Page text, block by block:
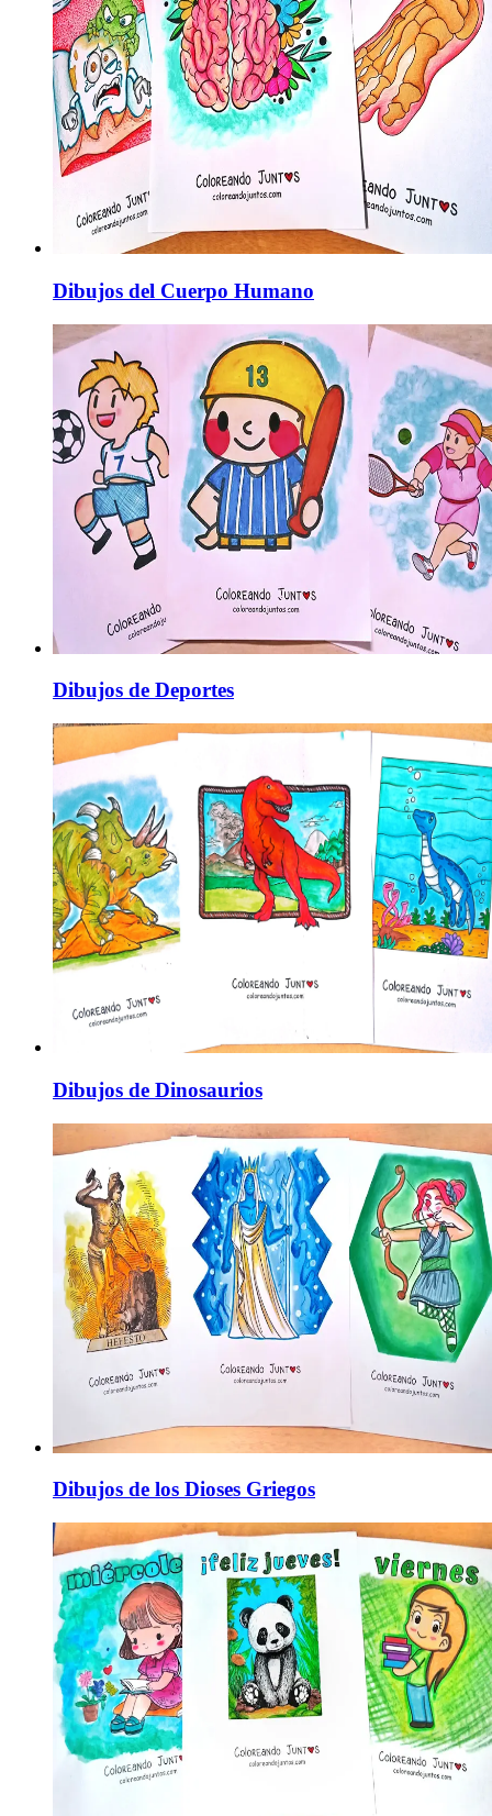
Dibujos del Cuerpo Humano
Dibujos de Deportes
Dibujos de Dinosaurios
Dibujos de los Dioses Griegos